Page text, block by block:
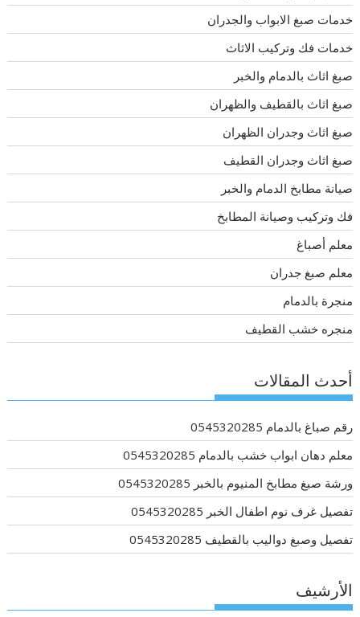
خدمات صبغ الابواب والجدران
خدمات فك وتركيب الاثاث
صبغ اثاث بالدمام والخبر
صبغ اثاث بالقطيف والظهران
صبغ اثاث وجدران الظهران
صبغ اثاث وجدران القطيف
صيانة مطابخ الدمام والخبر
فك وتركيب وصيانة المطابخ
معلم أصباغ
معلم صبغ جدران
منجرة بالدمام
منجره خشب القطيف
أحدث المقالات
رقم صباغ بالدمام 0545320285
معلم دهان ابواب خشب بالدمام 0545320285
ورشة صبغ مطابخ المنيوم بالخبر 0545320285
تفصيل غرف نوم اطفال الخبر 0545320285
تفصيل وصبغ دواليب بالقطيف 0545320285
الأرشيف